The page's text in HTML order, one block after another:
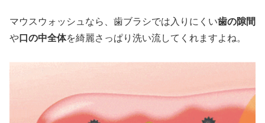
マウスウォッシュなら、歯ブラシでは入りにくい歯の隙間
や口の中全体を綺麗さっぱり洗い流してくれますよね。